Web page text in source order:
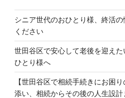
シニア世代のおひとり様、終活
ください
世田谷区で安心して老後を迎え
ひとり様へ
【世田谷区で相続手続きにお困
添い、相続からその後の人生設